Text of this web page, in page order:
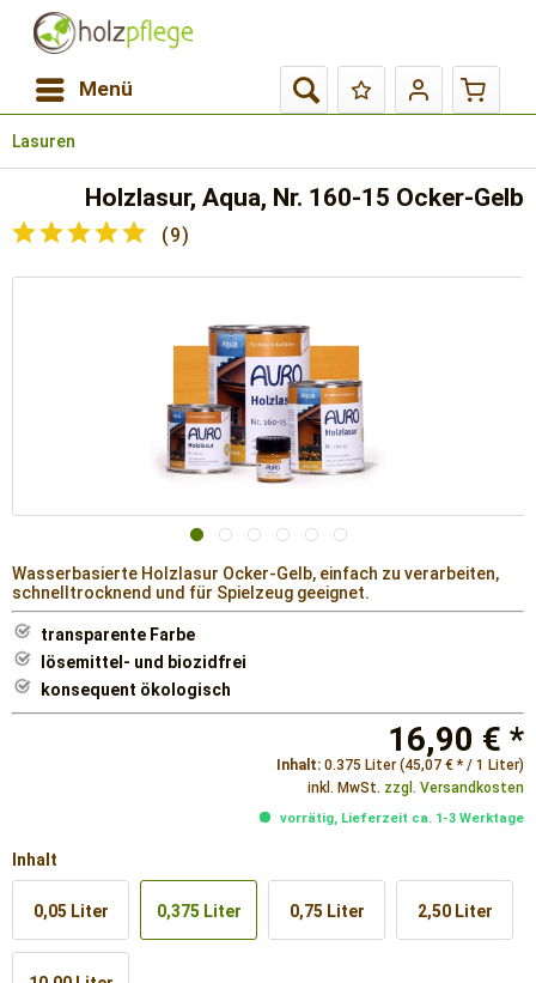
Menü
Lasuren
Holzlasur, Aqua, Nr. 160-15 Ocker-Gelb
(9)
Wasserbasierte Holzlasur Ocker-Gelb, einfach zu verarbeiten,
schnelltrocknend und für Spielzeug geeignet.
transparente Farbe
lösemittel- und biozidfrei
konsequent ökologisch
16,90 € *
Inhalt: 0.375 Liter (45,07 € * / 1 Liter)
inkl. MwSt. zzgl. Versandkosten
vorrätig, Lieferzeit ca. 1-3 Werktage
Inhalt
0,05 Liter 0,375 Liter 0,75 Liter 2,50 Liter